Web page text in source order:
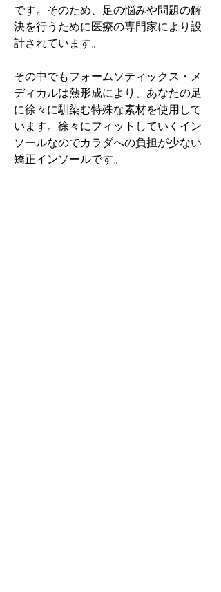
です。そのため、足の悩みや問題の解
決を行うために医療の専門家により設
計されています。
その中でもフォームソティックス・メ
ディカルは熱形成により、あなたの足
に徐々に馴染む特殊な素材を使用して
います。徐々にフィットしていくイン
ソールなのでカラダへの負担が少ない
矯正インソールです。